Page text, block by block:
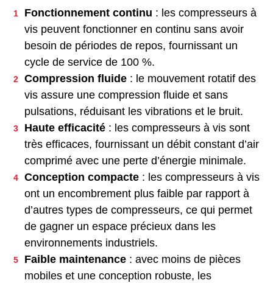
Fonctionnement continu : les compresseurs à
vis peuvent fonctionner en continu sans avoir
besoin de périodes de repos, fournissant un
cycle de service de 100 %.
Compression fluide: le mouvement rotatif des
vis assure une compression fluide et sans
pulsations, réduisant les vibrations et le bruit.
Haute efficacité: les compresseurs à vis sont
très efficaces, fournissant un débit constant d’air
comprimé avec une perte d’énergie minimale.
Conception compacte: les compresseurs à vis
ont un encombrement plus faible par rapport à
d’autres types de compresseurs, ce qui permet
de gagner un espace précieux dans les
environnements industriels.
Faible maintenance: avec moins de pièces
mobiles et une conception robuste, les